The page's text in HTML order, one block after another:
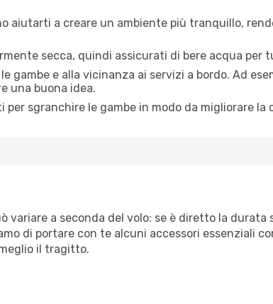
aiutarti a creare un ambiente più tranquillo,
secca, quindi assicurati di bere acqua per
gambe e alla vicinanza ai servizi a bordo. Ad
una buona idea.
per sgranchire le gambe in modo da migliorare la
a seconda del volo: se è diretto la durata
di portare con te alcuni accessori essenziali
il tragitto.